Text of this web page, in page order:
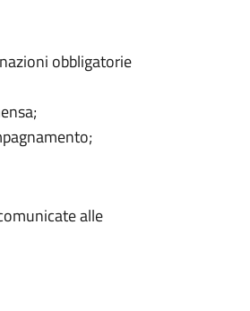
obbligatorie
alle